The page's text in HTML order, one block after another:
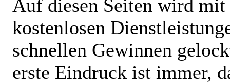
Auf diesen Seiten wird mit
kostenlosen
schnellen Gewinnen
erste Eindruck ist immer,